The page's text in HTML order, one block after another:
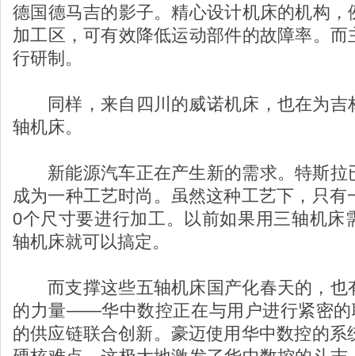
德国德马吉的影子。精心设计机床的机构
加工区，可有效降低运动部件的故障率。
行研制。
同样，来自四川的威诺机床，也在为
轴机床。
新能源汽车正在产生新的需求。特斯
成为一种工艺时尚。虽然这种工艺下，只
0个尺寸要进行加工。以前如果用三轴机床
轴机床就可以搞定。
而支撑这些五轴机床国产化春天的，
的力量——华中数控正在与用户进行紧密的
的供应链联合创新。豪迈使用华中数控的